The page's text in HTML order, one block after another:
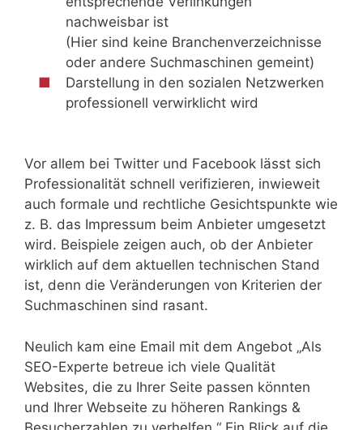
nachweisbar ist
(Hier sind keine Branchenverzeichnisse
oder andere Suchmaschinen gemeint)
Darstellung in den sozialen Netzwerken
professionell verwirklicht wird
Vor allem bei Twitter und Facebook lässt sich
Professionalität schnell verifizieren, inwieweit
auch formale und rechtliche Gesichtspunkte wie
z. B. das Impressum beim Anbieter umgesetzt
wird. Beispiele zeigen auch, ob der Anbieter
wirklich auf dem aktuellen technischen Stand
ist, denn die Veränderungen von Kriterien der
Suchmaschinen sind rasant.
Neulich kam eine Email mit dem Angebot „Als
SEO-Experte betreue ich viele Qualität
Websites, die zu Ihrer Seite passen könnten
und Ihrer Webseite zu höheren Rankings &